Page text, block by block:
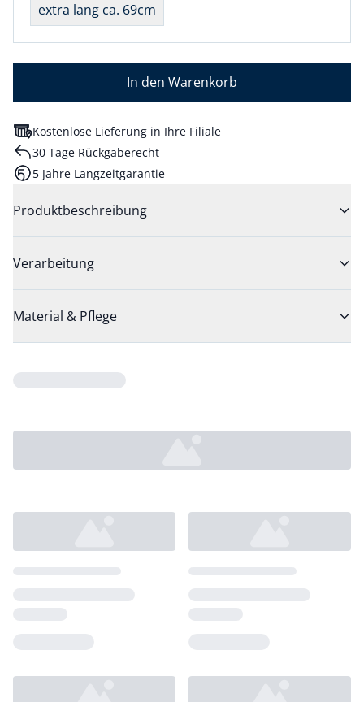
extra lang ca. 69cm
In den Warenkorb
Kostenlose Lieferung in Ihre Filiale
30 Tage Rückgaberecht
5 Jahre Langzeitgarantie
Produktbeschreibung
Verarbeitung
Material & Pflege